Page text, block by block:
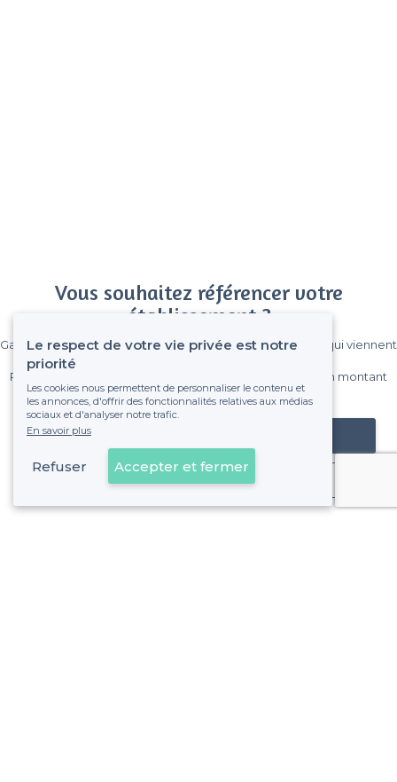
Vous souhaitez référencer votre
établissement ?
Gagnez de nombreux clients parmi le million de visiteurs qui viennent
Pas de commissions et sans engagement, vous payez un montant
fixe sans risque de voir déraper la facture.
Référencer mon établissement
Déjà client
Le respect de votre vie privée est notre
priorité
Les cookies nous permettent de personnaliser le contenu et
les annonces, d'offrir des fonctionnalités relatives aux médias
sociaux et d'analyser notre trafic.
En savoir plus
Refuser Accepter et fermer